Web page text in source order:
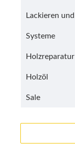
Lackieren
Systeme
Holzreparatur
Holzöl
Sale